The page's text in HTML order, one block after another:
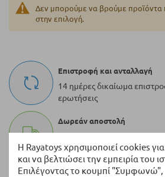
Η Rayatoys χρησιμοποιεί cookies
και να βελτιώσει την εμπειρία του
Επιλέγοντας το κουμπί
Δεν μπορούμε να βρούμε προϊόντα
στην επιλογή.
Επιστροφή και ανταλλαγή
14 ημέρες δικαίωμα
ερωτήσεις
Δωρεάν αποστολή
100.000+ προϊόντα